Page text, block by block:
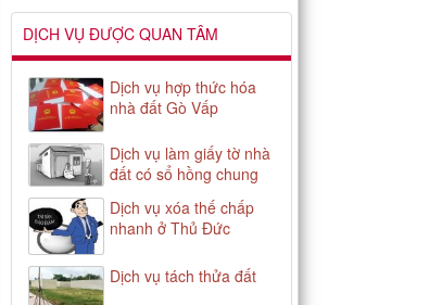
DỊCH VỤ ĐƯỢC QUAN TÂM
Dịch vụ hợp thức hóa
nhà đất Gò Vấp
Dịch vụ làm giấy tờ nhà
đất có sổ hồng chung
Dịch vụ xóa thế chấp
nhanh ở Thủ Đức
Dịch vụ tách thửa đất